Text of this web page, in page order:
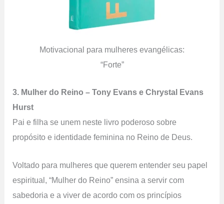
Motivacional para mulheres evangélicas:
“Forte”
3. Mulher do Reino – Tony Evans e Chrystal Evans
Hurst
Pai e filha se unem neste livro poderoso sobre
propósito e identidade feminina no Reino de Deus.
Voltado para mulheres que querem entender seu papel
espiritual, “Mulher do Reino” ensina a servir com
sabedoria e a viver de acordo com os princípios